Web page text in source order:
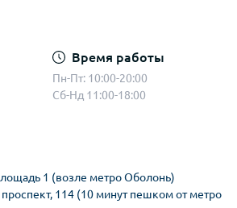
Время работы
Пн-Пт: 10:00-20:00
Сб-Нд 11:00-18:00
1 (возле метро Оболонь)
проспект, 114 (10 минут пешком от метро